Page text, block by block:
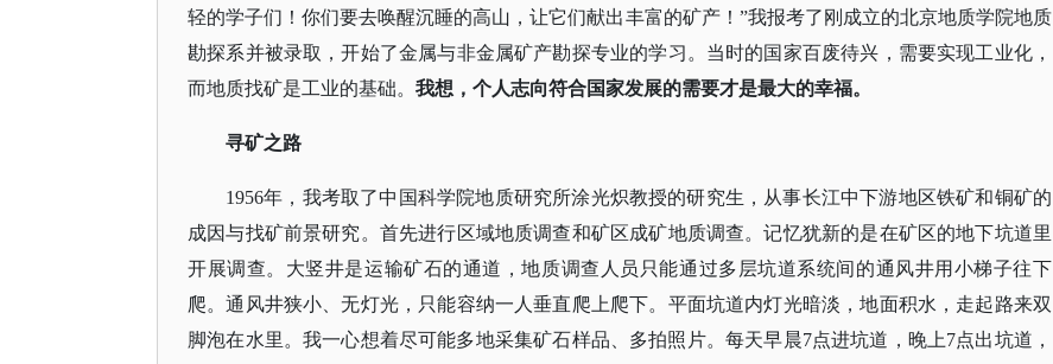
轻的学子们！你们要去唤醒沉睡的高山，让它们献出丰富的矿产！”我报考了刚成立的北京地质学院地质
勘探系并被录取，开始了金属与非金属矿产勘探专业的学习。当时的国家百废待兴，需要实现工业化，
而地质找矿是工业的基础。 我想，个人志向符合国家发展的需要才是最大的幸福。
寻矿之路
1956年，我考取了中国科学院地质研究所涂光炽教授的研究生，从事长江中下游地区铁矿和铜矿的
成因与找矿前景研究。首先进行区域地质调查和矿区成矿地质调查。记忆犹新的是在矿区的地下坑道里
开展调查。大竖井是运输矿石的通道，地质调查人员只能通过多层坑道系统间的通风井用小梯子往下
爬。通风井狭小、无灯光，只能容纳一人垂直爬上爬下。平面坑道内灯光暗淡，地面积水，走起路来双
脚泡在水里。我一心想着尽可能多地采集矿石样品、多拍照片。每天早晨7点进坑道，晚上7点出坑道，